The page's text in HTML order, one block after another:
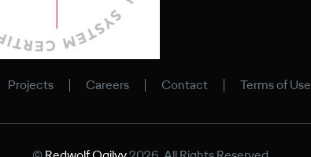
Projects Careers Contact Terms of Use